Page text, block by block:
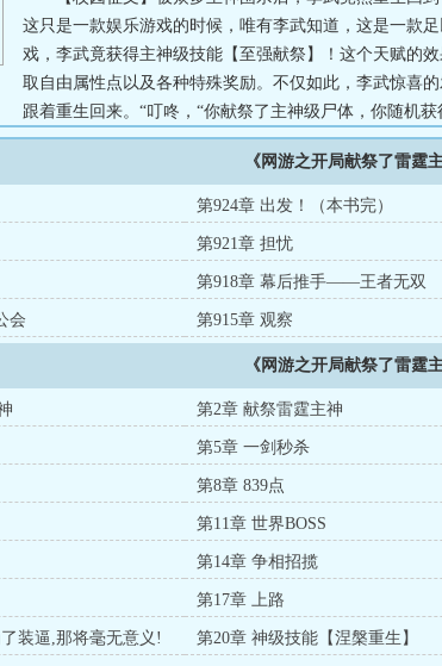
这只是一款娱乐游戏的时候，唯有李武知道，这是一款
戏，李武竟获得主神级技能【至强献祭】！这个天赋的
取自由属性点以及各种特殊奖励。不仅如此，李武惊喜
跟着重生回来。“叮咚，“你献祭了主神级尸体，你随机
主神级尸体，你获得了以下特殊奖励：，获得天赋：雷
《网游之开局献祭了雷霆
第924章 出发！（本书完）
第921章 担忧
第918章 幕后推手——王者无双
会 第915章 观察
《网游之开局献祭了雷霆
第2章 献祭雷霆主神
第5章 一剑秒杀
第8章 839点
第11章 世界BOSS
第14章 争相招揽
第17章 上路
装逼,那将毫无意义! 第20章 神级技能【涅槃重生】